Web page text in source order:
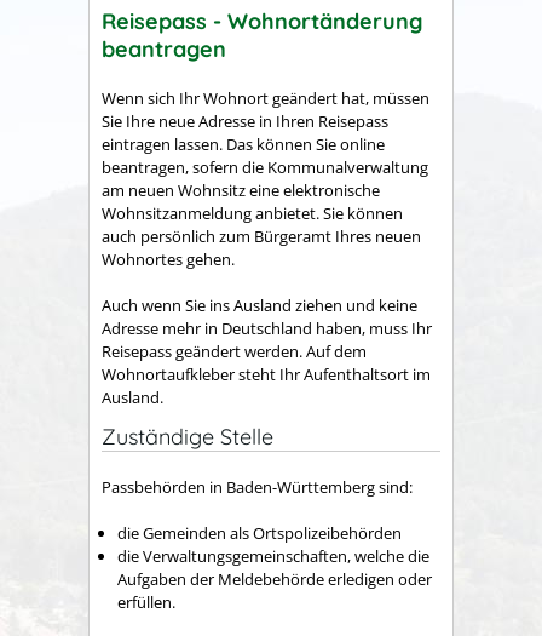
Reisepass - Wohnortänderung
beantragen
Wenn sich Ihr Wohnort geändert hat, müssen
Sie Ihre neue Adresse in Ihren Reisepass
eintragen lassen. Das können Sie online
beantragen, sofern die Kommunalverwaltung
am neuen Wohnsitz eine elektronische
Wohnsitzanmeldung anbietet. Sie können
auch persönlich zum Bürgeramt Ihres neuen
Wohnortes gehen.
Auch wenn Sie ins Ausland ziehen und keine
Adresse mehr in Deutschland haben, muss Ihr
Reisepass geändert werden. Auf dem
Wohnortaufkleber steht Ihr Aufenthaltsort im
Ausland.
Zuständige Stelle
Passbehörden in Baden-Württemberg sind:
die Gemeinden als Ortspolizeibehörden
die Verwaltungsgemeinschaften,welche die
Aufgaben der Meldebehörde erledigen oder
erfüllen.